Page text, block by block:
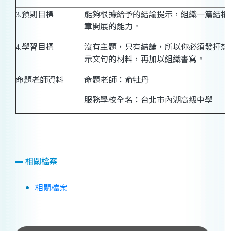
3.預期目標
能夠根據給予的結論提示，組織一篇
章開展的能力。
4.學習目標
沒有主題，只有結論，所以你必須發
示文句的材料，再加以組織書寫。
命題老師資料
命題老師：俞牡丹
服務學校全名：台北市內湖高級中學
相關檔案
相關檔案